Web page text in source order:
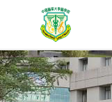
(關於本院)
Jump to Navigation
Jump to Main content